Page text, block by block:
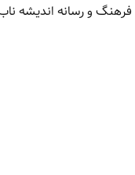
فرهنگ و رسانه اندیشه